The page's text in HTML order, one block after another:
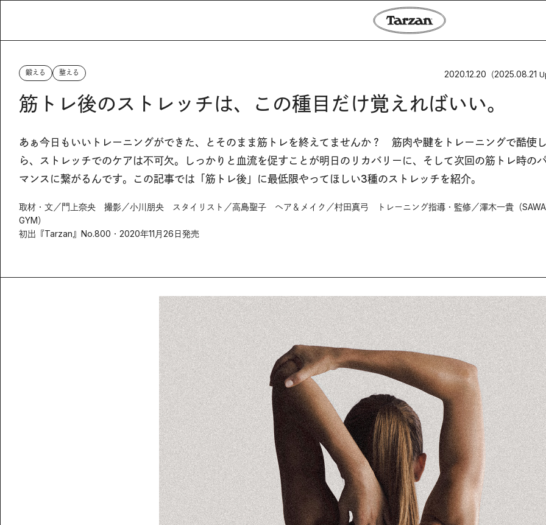
鍛える 整える 2020.12.20 （2025.08.21
筋トレ後のストレッチは、この種目だけ覚えればいい。
あぁ今日もいいトレーニングができた、とそのまま筋トレを終えてませんか？ 筋肉や腱をトレーニングで酷使
ら、ストレッチでのケアは不可欠。しっかりと血流を促すことが明日のリカバリーに、そして次回の筋トレ時の
マンスに繋がるんです。この記事では「筋トレ後」に最低限やってほしい3種のストレッチを紹介。
取材・文／門上奈央 撮影／小川朋央 スタイリスト／高島聖子 ヘア＆メイク／村田真弓 トレーニング指導・監修／澤木一貴（
GYM）
初出『Tarzan』No.800・2020年11月26日発売